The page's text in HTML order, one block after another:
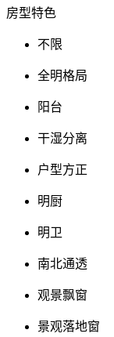
房型特色
不限
全明格局
阳台
干湿分离
户型方正
明厨
明卫
南北通透
观景飘窗
景观落地窗